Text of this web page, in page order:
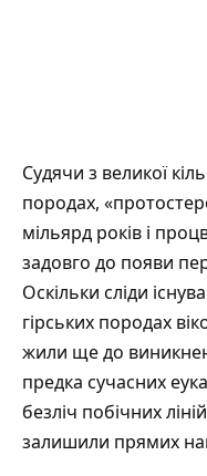
Судячи з великої
породах,
мільярд років і
задовго до появи
Оскільки сліди
гірських породах
жили ще до
предка сучасних
безліч побічних
залишили прямих